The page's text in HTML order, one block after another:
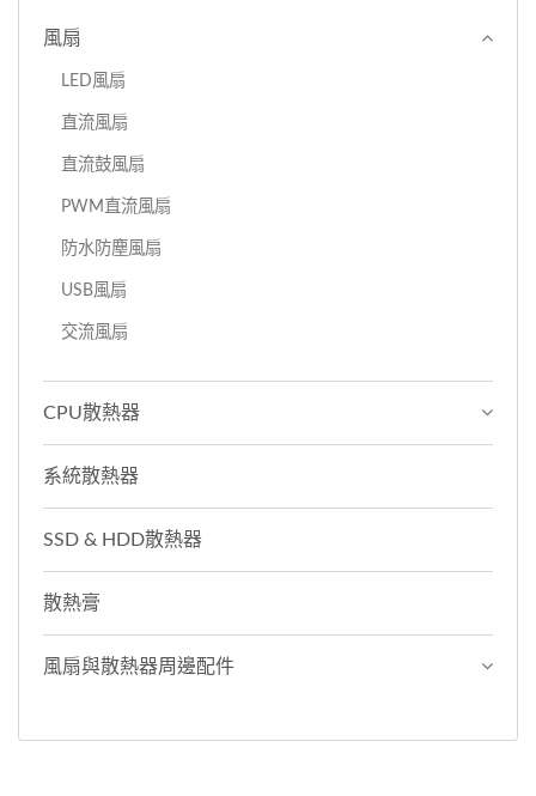
風扇
LED風扇
直流風扇
直流鼓風扇
PWM直流風扇
防水防塵風扇
USB風扇
交流風扇
CPU散熱器
系統散熱器
SSD & HDD散熱器
散熱膏
風扇與散熱器周邊配件